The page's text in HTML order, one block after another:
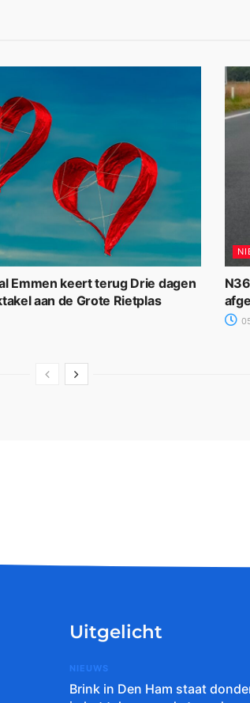
Emmen keert terug Drie dagen
aan de Grote Rietplas
Uitgelicht
NIEUWS
Brink in Den Ham staat